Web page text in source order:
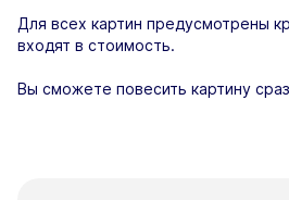
Для всех картин предусмотрены
входят в стоимость.
Вы сможете повесить картину